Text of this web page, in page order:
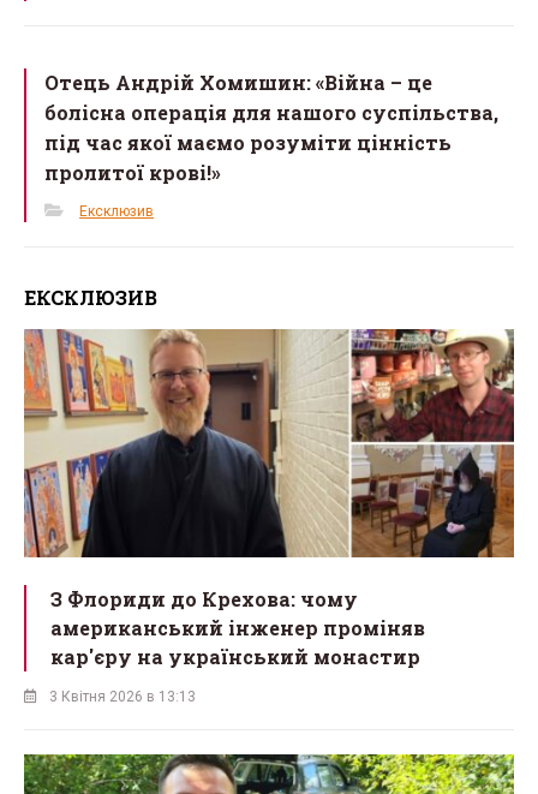
Отець Андрій Хомишин: «Війна – це
болісна операція для нашого суспільства,
під час якої маємо розуміти цінність
пролитої крові!»
Ексклюзив
ЕКСКЛЮЗИВ
З Флориди до Крехова: чому
американський інженер проміняв
кар'єру на український монастир
3 Квітня 2026 в 13:13